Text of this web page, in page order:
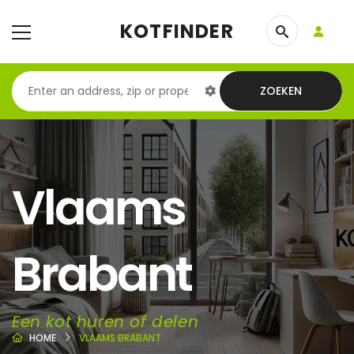
KOTFINDER
ZOEKEN
Vlaams
Brabant
Een kot huren of delen
HOME VLAAMS BRABANT